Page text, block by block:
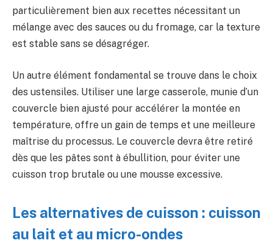
particulièrement bien aux recettes nécessitant un
mélange avec des sauces ou du fromage, car la texture
est stable sans se désagréger.
Un autre élément fondamental se trouve dans le choix
des ustensiles. Utiliser une large casserole, munie d’un
couvercle bien ajusté pour accélérer la montée en
température, offre un gain de temps et une meilleure
maîtrise du processus. Le couvercle devra être retiré
dès que les pâtes sont à ébullition, pour éviter une
cuisson trop brutale ou une mousse excessive.
Les alternatives de cuisson : cuisson
au lait et au micro-ondes